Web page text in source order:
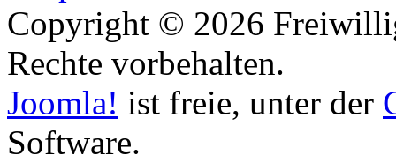
Copyright © 2026
Rechte vorbehalten.
Joomla! ist freie, unter der
Software.